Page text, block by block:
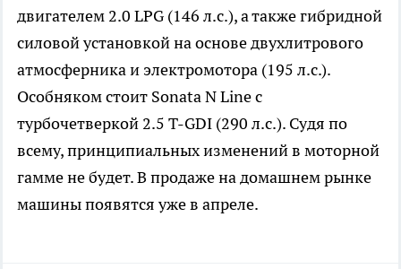
двигателем 2.0 LPG (146 л.с.), а также гибридной
силовой установкой на основе двухлитрового
атмосферника и электромотора (195 л.с.).
Особняком стоит Sonata N Line с
турбочетверкой 2.5 T-GDI (290 л.с.). Судя по
всему, принципиальных изменений в моторной
гамме не будет. В продаже на домашнем рынке
машины появятся уже в апреле.